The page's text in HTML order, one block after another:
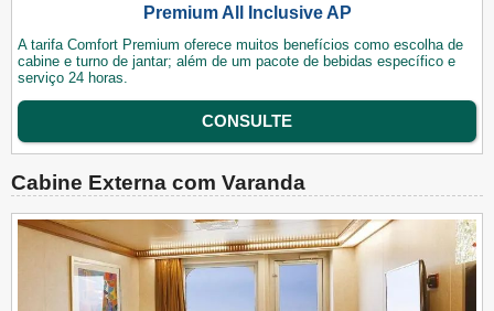
Premium All Inclusive AP
A tarifa Comfort Premium oferece muitos benefícios como escolha de
cabine e turno de jantar; além de um pacote de bebidas específico e
serviço 24 horas.
CONSULTE
Cabine Externa com Varanda